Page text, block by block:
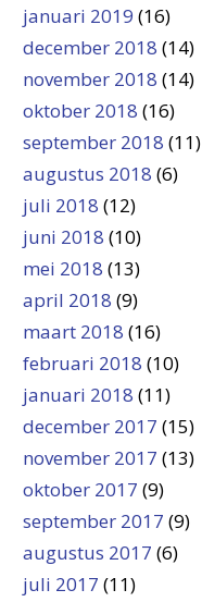
januari 2019 (16)
december 2018 (14)
november 2018 (14)
oktober 2018 (16)
september 2018 (11)
augustus 2018 (6)
juli 2018 (12)
juni 2018 (10)
mei 2018 (13)
april 2018 (9)
maart 2018 (16)
februari 2018 (10)
januari 2018 (11)
december 2017 (15)
november 2017 (13)
oktober 2017 (9)
september 2017 (9)
augustus 2017 (6)
juli 2017 (11)